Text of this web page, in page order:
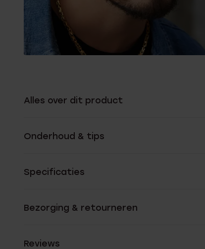
Alles over dit product
Onderhoud & tips
Specificaties
Bezorging & retourneren
Reviews